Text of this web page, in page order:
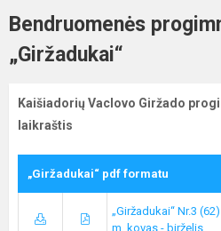
Bendruomenės
„Giržadukai“
Kaišiadorių Vaclovo Giržado
laikraštis
„Giržadukai“ pdf formatu
„Giržadukai“ Nr.3
m. kovas - birželis